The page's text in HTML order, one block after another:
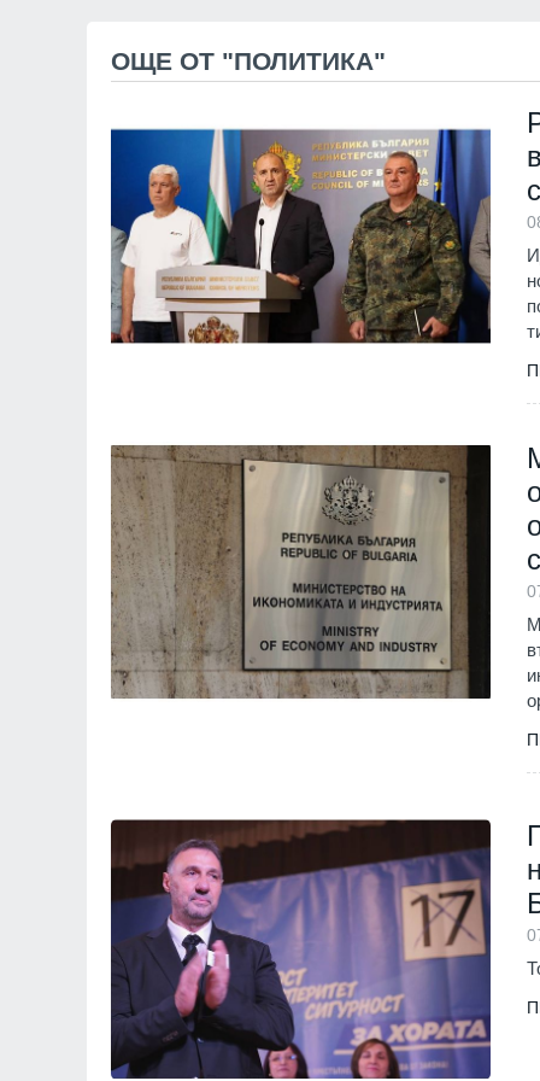
ОЩЕ ОТ "ПОЛИТИКА"
12
Информационна
популяризиране
здравно досие и
приложение
в
Враца